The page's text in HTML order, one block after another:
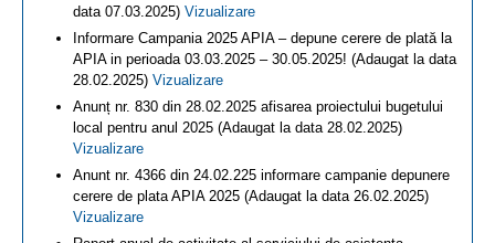
data 07.03.2025) Vizualizare
Informare Campania 2025 APIA – depune cerere de plată la
APIA in perioada 03.03.2025 – 30.05.2025! (Adaugat la data
28.02.2025) Vizualizare
Anunț nr. 830 din 28.02.2025 afisarea proiectului bugetului
local pentru anul 2025 (Adaugat la data 28.02.2025)
Vizualizare
Anunt nr. 4366 din 24.02.225 informare campanie depunere
cerere de plata APIA 2025 (Adaugat la data 26.02.2025)
Vizualizare